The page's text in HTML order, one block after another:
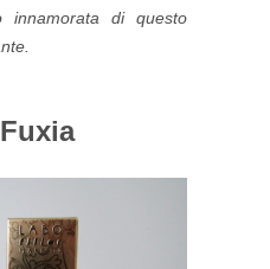
innamorata di questo